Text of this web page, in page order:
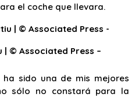
el coche que llevara.
| © Associated Press –
sido una de mis mejores
sólo no constará para la